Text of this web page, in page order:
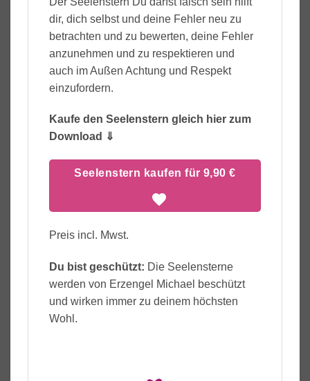
dir, dich selbst und deine Fehler neu zu
betrachten und zu bewerten, deine Fehler
anzunehmen und zu respektieren und
auch im Außen Achtung und Respekt
einzufordern.
Kaufe den Seelenstern gleich hier zum
Download ⇓
Seelenstern kaufen für 9,90 €
Preis incl. Mwst.
Du bist geschützt: Die Seelensterne
werden von Erzengel Michael beschützt
und wirken immer zu deinem höchsten
Wohl.